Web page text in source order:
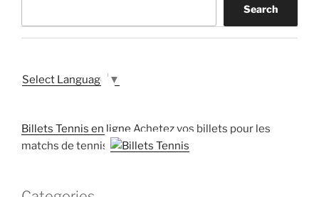
Search
Select Language ▼
Billets Tennis en ligne Achetez vos billets pour les
matchs de tennis